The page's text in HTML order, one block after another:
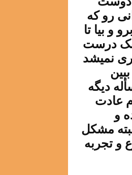
رو که
و بیا تا
درست
نمیشد
دیگه
عادت
و
مشکل
و تجربه